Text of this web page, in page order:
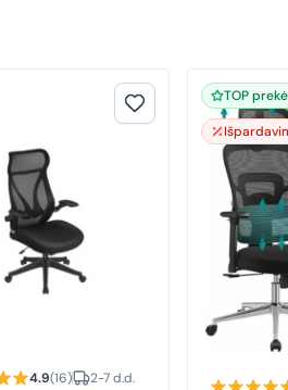
4.9(16) 2-7 d.d.
TOP prekė